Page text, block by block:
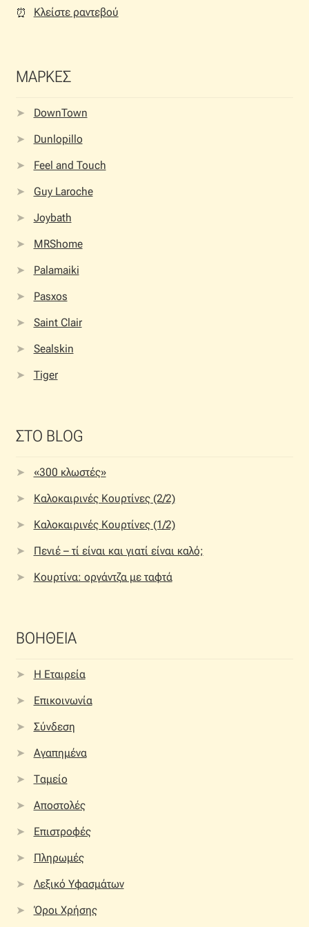
⏰︎
Κλείστε ραντεβού
ΜΑΡΚΕΣ
DownTown
Dunlopillo
Feel and Touch
Guy Laroche
Joybath
MRShome
Palamaiki
Pasxos
Saint Clair
Sealskin
Tiger
ΣΤΟ BLOG
«300 κλωστές»
Καλοκαιρινές Κουρτίνες (2/2)
Καλοκαιρινές Κουρτίνες (1/2)
Πενιέ – τί είναι και γιατί είναι καλό;
Κουρτίνα: οργάντζα με ταφτά
ΒΟΗΘΕΙΑ
Η Εταιρεία
Επικοινωνία
Σύνδεση
Αγαπημένα
Ταμείο
Αποστολές
Επιστροφές
Πληρωμές
Λεξικό Υφασμάτων
Όροι Χρήσης